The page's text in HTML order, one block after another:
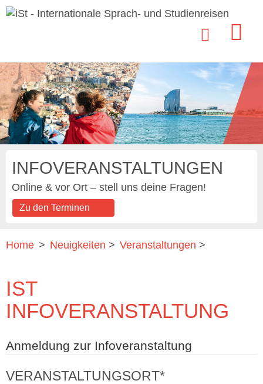
INFOVERANSTALTUNGEN
Online & vor Ort – stell uns deine Fragen!
Zu den Terminen
Home > Neuigkeiten > Veranstaltungen >
IST
INFOVERANSTALTUNG
Anmeldung zur Infoveranstaltung
VERANSTALTUNGSORT*